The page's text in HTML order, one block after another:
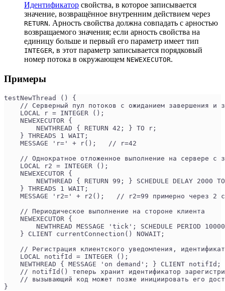
Идентификатор свойства, в которое записывается
значение, возвращённое внутренним действием через
RETURN. Арность свойства должна совпадать с арностью
возвращаемого значения; если арность свойства на
единицу больше и первый его параметр имеет тип
INTEGER, в этот параметр записывается порядковый
номер потока в окружающем NEWEXECUTOR.
Примеры
testNewThread () {
// Серверный пул потоков с ожиданием завершения и
    LOCAL r = INTEGER ();
    NEWEXECUTOR {
        NEWTHREAD { RETURN 42; } TO r;
    } THREADS 1 WAIT;
    MESSAGE 'r=' + r();   // r=42
// Однократное отложенное выполнение на сервере с
    LOCAL r2 = INTEGER ();
    NEWEXECUTOR {
NEWTHREAD { RETURN 99; } SCHEDULE DELAY 2000
    } THREADS 1 WAIT;
MESSAGE 'r2=' + r2();   // r2=99 примерно через 2
    // Периодическое выполнение на стороне клиента
    NEWEXECUTOR {
NEWTHREAD MESSAGE 'tick'; SCHEDULE PERIOD
    } CLIENT currentConnection() NOWAIT;
// Регистрация клиентского уведомления,
    LOCAL notifId = INTEGER ();
    NEWTHREAD { MESSAGE 'on demand'; } CLIENT notifId;
// notifId() теперь хранит идентификатор
// вызывающий код может позже инициировать его
}